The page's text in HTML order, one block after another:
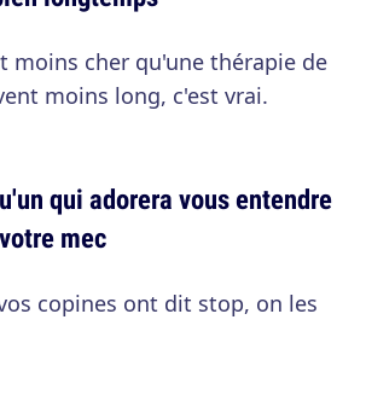
moins cher qu'une thérapie de
moins long, c'est vrai.
qui adorera vous entendre
mec
copines ont dit stop, on les